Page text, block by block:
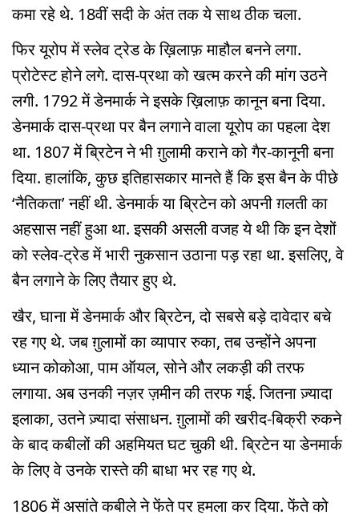
कमा रहे थे. 18वीं सदी के अंत तक ये साथ ठीक चला.
फिर यूरोप में स्लेव ट्रेड के ख़िलाफ़ माहौल बनने लगा.
प्रोटेस्ट होने लगे. दास-प्रथा को खत्म करने की मांग उठने
लगी. 1792 में डेनमार्क ने इसके ख़िलाफ़ कानून बना दिया.
डेनमार्क दास-प्रथा पर बैन लगाने वाला यूरोप का पहला देश
था. 1807 में ब्रिटेन ने भी ग़ुलामी कराने को गैर-कानूनी बना
दिया. हालांकि, कुछ इतिहासकार मानते हैं कि इस बैन के पीछे
‘नैतिकता’ नहीं थी. डेनमार्क या ब्रिटेन को अपनी ग़लती का
अहसास नहीं हुआ था. इसकी असली वजह ये थी कि इन देशों
को स्लेव-ट्रेड में भारी नुकसान उठाना पड़ रहा था. इसलिए, वे
बैन लगाने के लिए तैयार हुए थे.
खैर, घाना में डेनमार्क और ब्रिटेन, दो सबसे बड़े दावेदार बचे
रह गए थे. जब ग़ुलामों का व्यापार रुका, तब उन्होंने अपना
ध्यान कोकोआ, पाम ऑयल, सोने और लकड़ी की तरफ
लगाया. अब उनकी नज़र ज़मीन की तरफ गई. जितना ज़्यादा
इलाका, उतने ज़्यादा संसाधन. ग़ुलामों की खरीद-बिक्री रुकने
के बाद कबीलों की अहमियत घट चुकी थी. ब्रिटेन या डेनमार्क
के लिए वे उनके रास्ते की बाधा भर रह गए थे.
1806 में असांते कबीले ने फेंते पर हमला कर दिया. फेंते को